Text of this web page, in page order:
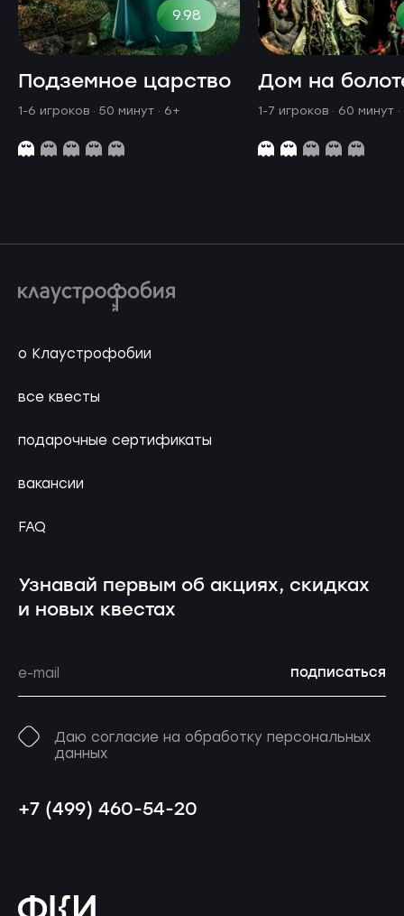
9.98
Подземное царство
1-6 игроков · 50 минут · 6+
Дом на
1-7 игроков · 60 минут
о Клаустрофобии
все квесты
подарочные сертификаты
вакансии
FAQ
Узнавай первым об акциях, скидках
и новых квестах
подписаться
Даю согласие на обработку персональных
данных
+7 (499) 460-54-20